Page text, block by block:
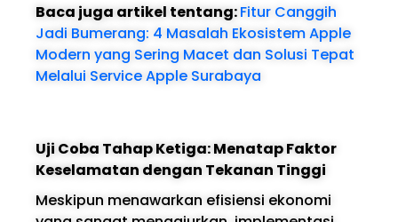
Baca juga artikel tentang:Fitur Canggih
Jadi Bumerang: 4 Masalah Ekosistem Apple
Modern yang Sering Macet dan Solusi Tepat
Melalui Service Apple Surabaya
Uji Coba Tahap Ketiga: Menatap Faktor
Keselamatan dengan Tekanan Tinggi
Meskipun menawarkan efisiensi ekonomi